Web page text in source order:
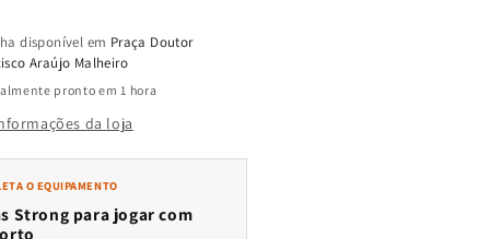
disponível em Praça Doutor
Araújo Malheiro
pronto em 1 hora
da loja
O EQUIPAMENTO
Strong para jogar com